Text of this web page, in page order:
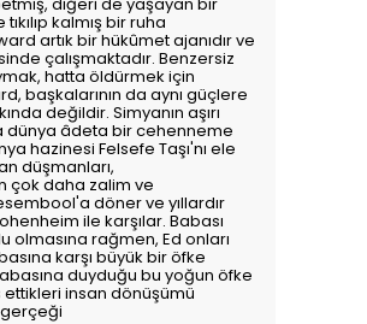
kalmış bir ruha
artık bir hükûmet ajanıdır ve
çalışmaktadır. Benzersiz
hatta öldürmek için
başkalarının da aynı güçlere
değildir. Simyanın aşırı
dünya âdeta bir cehenneme
hazinesi Felsefe Taşı'nı ele
düşmanları,
çok daha zalim ve
döner ve yıllardır
ile karşılar. Babası
olmasına rağmen, Ed onları
karşı büyük bir öfke
duyduğu bu yoğun öfke
insan dönüşümü